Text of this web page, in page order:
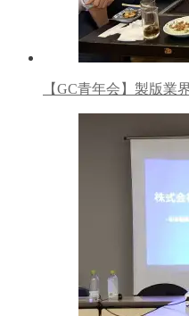
【GC青年会】製版業